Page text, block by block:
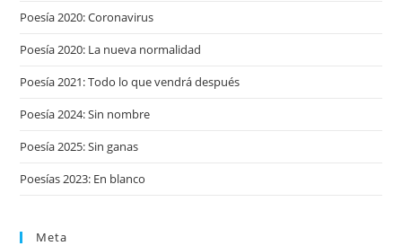
Poesía 2020: Coronavirus
Poesía 2020: La nueva normalidad
Poesía 2021: Todo lo que vendrá después
Poesía 2024: Sin nombre
Poesía 2025: Sin ganas
Poesías 2023: En blanco
Meta